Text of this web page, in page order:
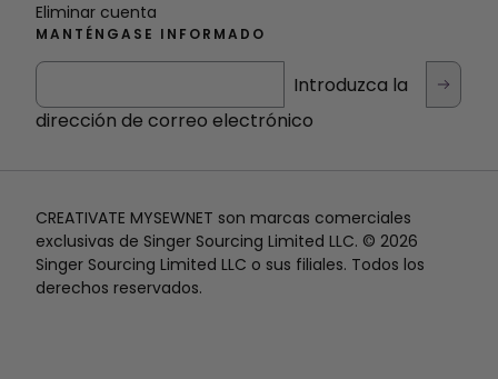
Eliminar cuenta
MANTÉNGASE INFORMADO
Introduzca la
dirección de correo electrónico
CREATIVATE MYSEWNET son marcas comerciales
exclusivas de Singer Sourcing Limited LLC. © 2026
Singer Sourcing Limited LLC o sus filiales. Todos los
derechos reservados.